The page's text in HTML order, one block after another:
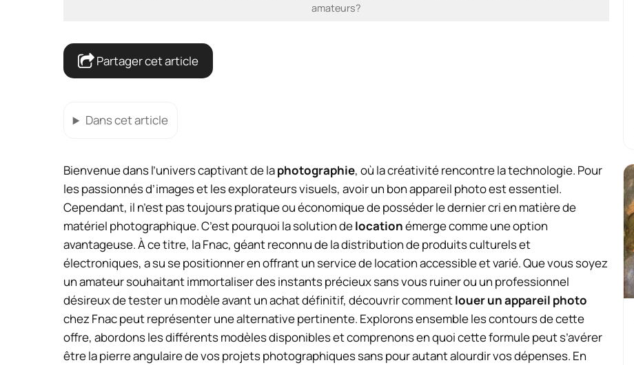
amateurs?
Partager cet article
Dans cet article
Bienvenue dans l’univers captivant de laphotographie, où la créativité rencontre la technologie. Pour
les passionnés d’images et les explorateurs visuels, avoir un bon appareil photo est essentiel.
Cependant, il n’est pas toujours pratique ou économique de posséder le dernier cri en matière de
matériel photographique. C’est pourquoi la solution delocationémerge comme une option
avantageuse. À ce titre, la Fnac, géant reconnu de la distribution de produits culturels et
électroniques, a su se positionner en offrant un service de location accessible et varié. Que vous soyez
un amateur souhaitant immortaliser des instants précieux sans vous ruiner ou un professionnel
désireux de tester un modèle avant un achat définitif, découvrir commentlouer un appareil photo
chez Fnac peut représenter une alternative pertinente. Explorons ensemble les contours de cette
offre, abordons les différents modèles disponibles et comprenons en quoi cette formule peut s’avérer
être la pierre angulaire de vos projets photographiques sans pour autant alourdir vos dépenses. En